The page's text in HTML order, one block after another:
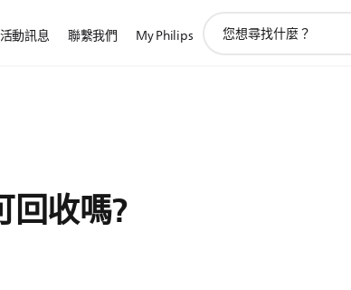
活動訊息 聯繫我們 My Philips
收嗎?